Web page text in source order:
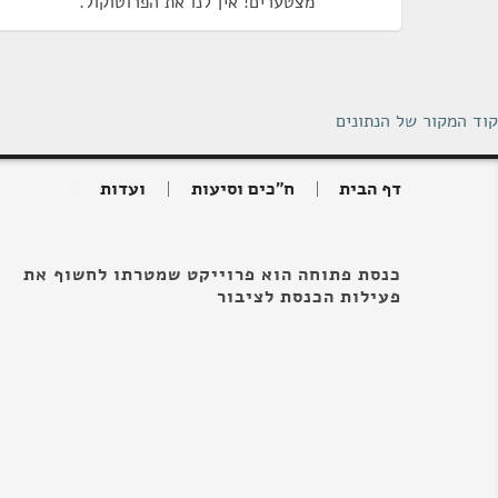
קוד המקור של הנתונים
דף הבית ח"כים וסיעות ועדות
כנסת פתוחה הוא פרוייקט שמטרתו לחשוף את
פעילות הכנסת לציבור